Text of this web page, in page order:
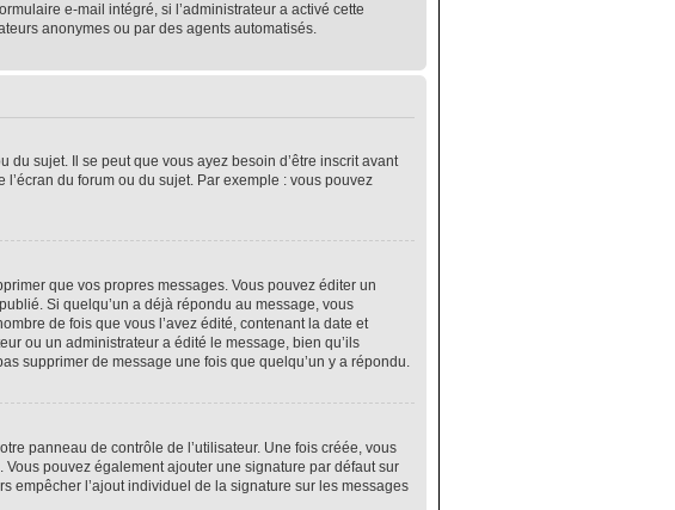
e-mail intégré, si l’administrateur a activé cette
anonymes ou par des agents automatisés.
sujet. Il se peut que vous ayez besoin d’être inscrit avant
du forum ou du sujet. Par exemple : vous pouvez
que vos propres messages. Vous pouvez éditer un
Si quelqu’un a déjà répondu au message, vous
de fois que vous l’avez édité, contenant la date et
ou un administrateur a édité le message, bien qu’ils
supprimer de message une fois que quelqu’un y a répondu.
panneau de contrôle de l’utilisateur. Une fois créée, vous
pouvez également ajouter une signature par défaut sur
empêcher l’ajout individuel de la signature sur les messages